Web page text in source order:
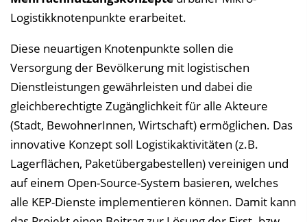
Logistikknotenpunkte erarbeitet.
Diese neuartigen Knotenpunkte sollen die
Versorgung der Bevölkerung mit logistischen
Dienstleistungen gewährleisten und dabei die
gleichberechtigte Zugänglichkeit für alle Akteure
(Stadt, BewohnerInnen, Wirtschaft) ermöglichen. Das
innovative Konzept soll Logistikaktivitäten (z.B.
Lagerflächen, Paketübergabestellen) vereinigen und
auf einem Open-Source-System basieren, welches
alle KEP-Dienste implementieren können. Damit kann